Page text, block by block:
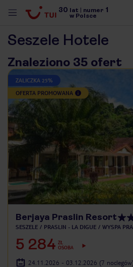
30 lat numer 1
w Polsce
Seszele Hotele
Znaleziono 35 ofert
ZALICZKA 25%
OFERTA PROMOWANA
Berjaya Praslin Resort
SESZELE PRASLIN - LA DIGUE WYSPA
5 284 ZŁ
OSOBA
24.11.2026 - 03.12.2026 (7